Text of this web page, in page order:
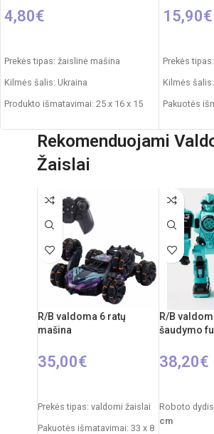
4,80€
Prekės tipas: žaislinė mašina
Kilmės šalis: Ukraina
Produkto išmatavimai: 25 x 16 x 15
Svoris: 0,290 kg
Produkto medžiaga: plastikas
15,90€
Prekės
Kilmės
Pakuotės
Produkto
Rekomenduojami
Žaislai
R/B valdoma 6 ratų
mašina
35,00€
Prekės tipas: valdomi žaislai
Pakuotės išmatavimai: 33 x 8
R/B
šaudymo
38,20€
Roboto
cm